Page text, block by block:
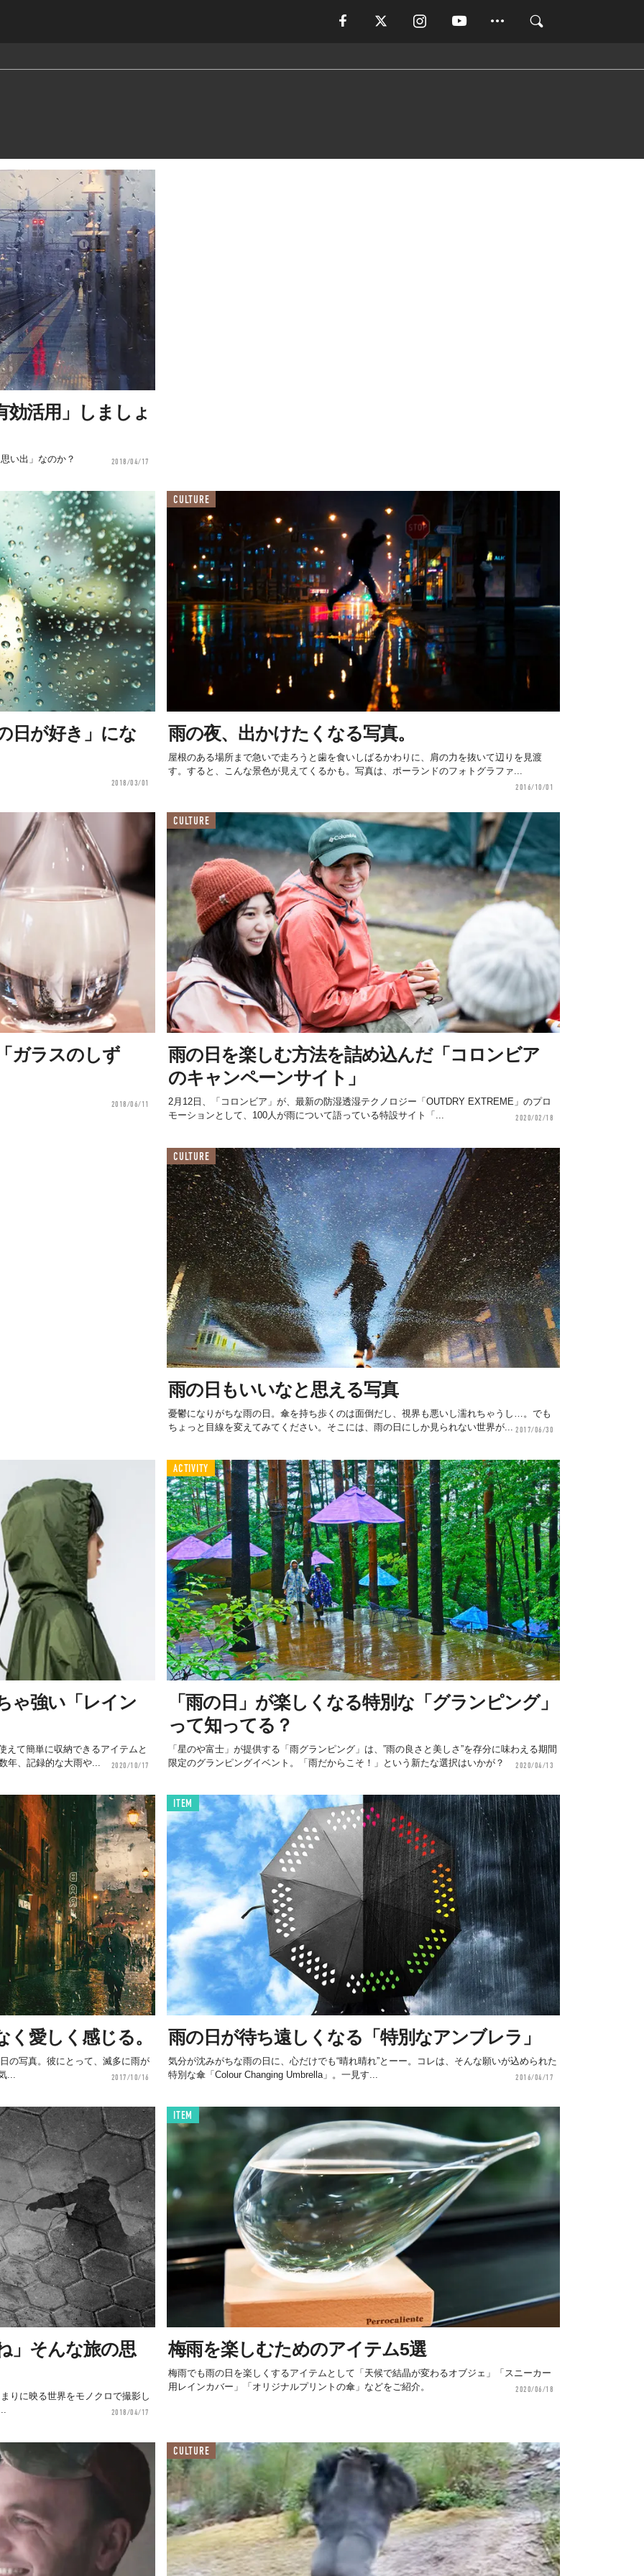
効活用」しましょ
い出」なのか？ 2018/04/17
日が好き」にな
2018/03/01
CULTURE
雨の夜、出かけたくなる写真。
屋根のある場所まで急いで走ろうと歯を食いしばるかわりに、肩の力を抜いて辺りを見渡
す。すると、こんな景色が見えてくるかも。写真は、ポーランドのフォトグラファ...
2016/10/01
ガラスのしず
2018/06/11
CULTURE
雨の日を楽しむ方法を詰め込んだ「コロンビア
のキャンペーンサイト」
2月12日、「コロンビア」が、最新の防湿透湿テクノロジー「OUTDRY EXTREME」のプロ
モーションとして、100人が雨について語っている特設サイト「...
2020/02/18
CULTURE
雨の日もいいなと思える写真
憂鬱になりがちな雨の日。傘を持ち歩くのは面倒だし、視界も悪いし濡れちゃうし…。でも
ちょっと目線を変えてみてください。そこには、雨の日にしか見られない世界が... 2017/06/30
ゃ強い「レイン
えて簡単に収納できるアイテムと
年、記録的な大雨や...
2020/10/17
ACTIVITY
「雨の日」が楽しくなる特別な「グランピング」
って知ってる？
「星のや富士」が提供する「雨グランピング」は、”雨の良さと美しさ”を存分に味わえる期間
限定のグランピングイベント。「雨だからこそ！」という新たな選択はいかが？
2020/04/13
愛しく感じる。
の写真。彼にとって、滅多に雨が
...
2017/10/16
ITEM
雨の日が待ち遠しくなる「特別なアンブレラ」
気分が沈みがちな雨の日に、心だけでも“晴れ晴れ”とーー。コレは、そんな願いが込められた
特別な傘「Colour Changing Umbrella」。一見す...
2016/04/17
」そんな旅の思
りに映る世界をモノクロで撮影し
2018/04/17
ITEM
梅雨を楽しむためのアイテム5選
梅雨でも雨の日を楽しくするアイテムとして「天候で結晶が変わるオブジェ」「スニーカー
用レインカバー」「オリジナルプリントの傘」などをご紹介。
2020/06/18
CULTURE